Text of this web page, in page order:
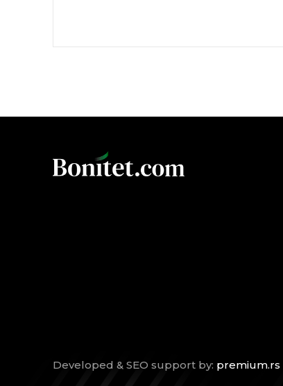
Developed & SEO support by: premium.rs